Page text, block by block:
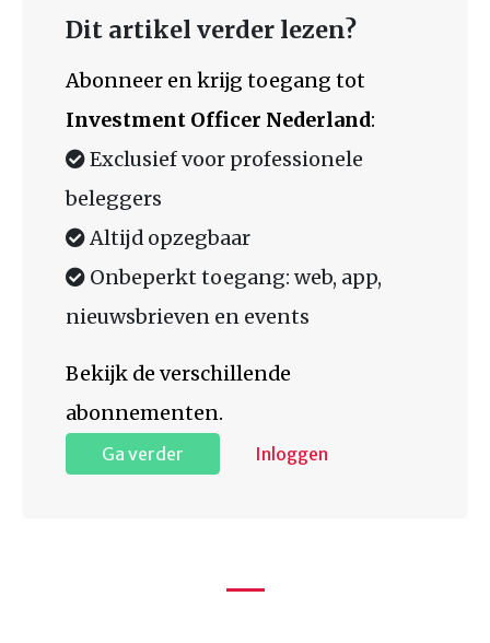
Dit artikel verder lezen?
Abonneer en krijg toegang tot
Investment Officer Nederland:
Exclusief voor professionele
beleggers
Altijd opzegbaar
Onbeperkt toegang: web, app,
nieuwsbrieven en events
Bekijk de verschillende
abonnementen.
Ga verder Inloggen